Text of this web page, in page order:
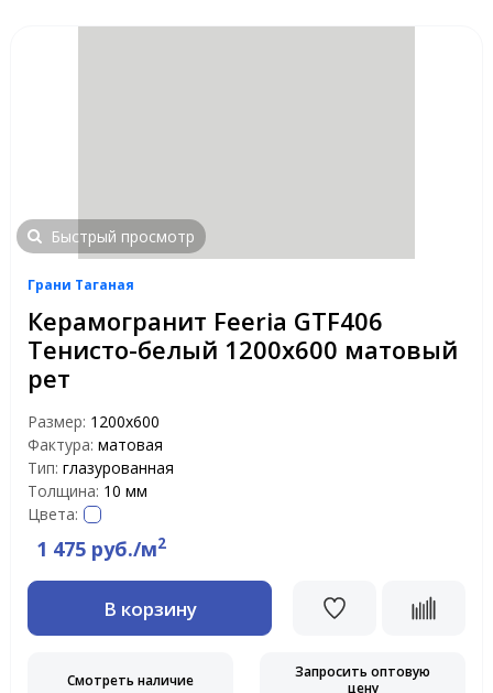
Быстрый просмотр
Грани Таганая
Керамогранит Feeria GTF406
Тенисто-белый 1200х600 матовый
рет
Размер: 1200х600
Фактура: матовая
Тип: глазурованная
Толщина: 10 мм
Цвета:
1 475 руб./м2
В корзину
Смотреть наличие
Запросить оптовую
цену